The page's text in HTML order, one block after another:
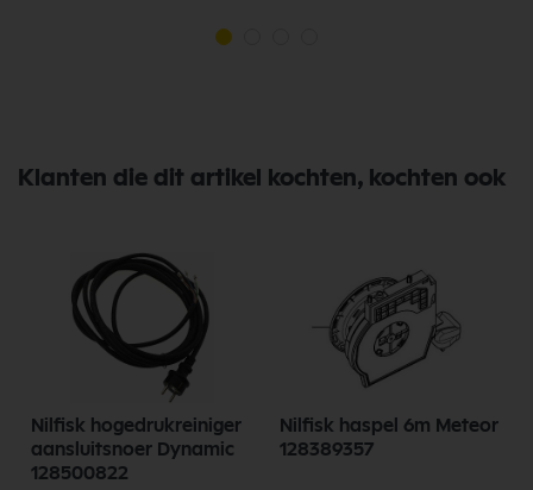
Klanten die dit artikel kochten, kochten ook
Nilfisk hogedrukreiniger
aansluitsnoer Dynamic
128500822
Nilfisk haspel 6m Meteor
128389357